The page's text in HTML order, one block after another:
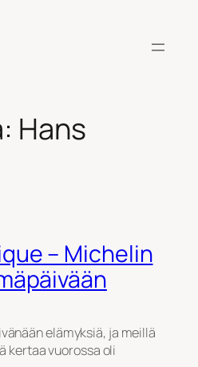
Hans
– Michelin
elämyksiä, ja meillä
kertaa vuorossa oli